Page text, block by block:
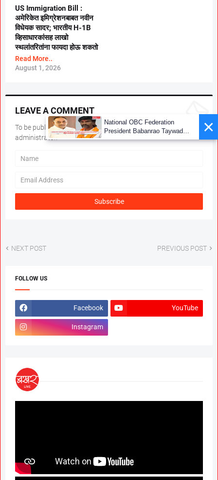
US Immigration Bill :
अमेरिकेत इमिग्रेशनबाबत नवीन
विधेयक सादर; भारतीय H-1B
व्हिसाधारकांसह लाखो
स्थलांतरितांना फायदा होऊ शकतो
Read More..
August 1, 2026
LEAVE A COMMENT
To be published, comments must be reviewed by the
administrator.*
NEXT POST PREVIOUS POST
FOLLOW US
Facebook YouTube
Instagram
×
National OBC Federation
President Babanrao Taywade
Claims Only 27 Kunbi